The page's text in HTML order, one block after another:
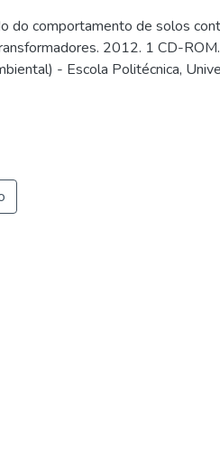
do comportamento de solos
2012. 1 CD-
- Escola Politécnica,